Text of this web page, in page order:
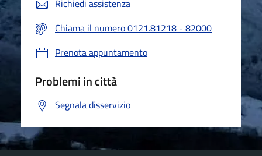
Richiedi assistenza
Chiama il numero 0121.81218 - 82000
Prenota appuntamento
Problemi in città
Segnala disservizio